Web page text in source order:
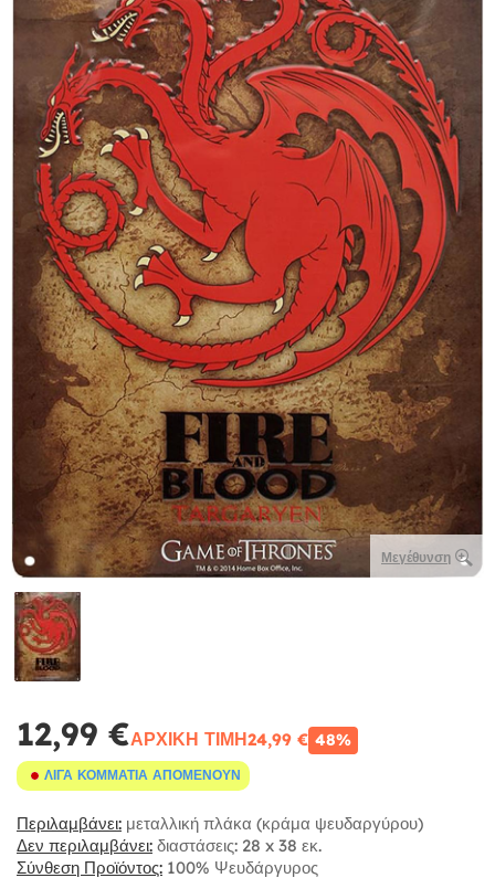
Μεγέθυνση
12,99 €ΑΡΧΙΚΉ ΤΙΜΉ24,99 € 48%
ΛΊΓΑ ΚΟΜΜΆΤΙΑ ΑΠΟΜΈΝΟΥΝ
Περιλαμβάνει: μεταλλική πλάκα (κράμα ψευδαργύρου)
Δεν περιλαμβάνει: διαστάσεις: 28 x 38 εκ.
Σύνθεση Προϊόντος: 100% Ψευδάργυρος